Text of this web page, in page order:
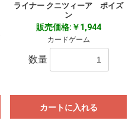
ライナー クニツィーア ポイズ
ン
販売価格:￥1,944
カードゲーム
数量
カートに入れる